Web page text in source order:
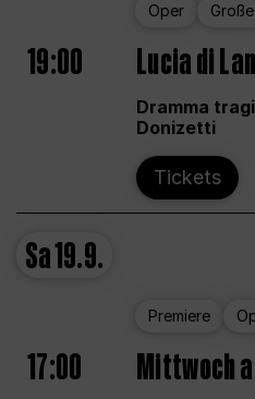
Oper
19:00 Lucia di
Dramma
Donizetti
Tickets
Sa19.9.
Premiere
17:00 Mittwoch